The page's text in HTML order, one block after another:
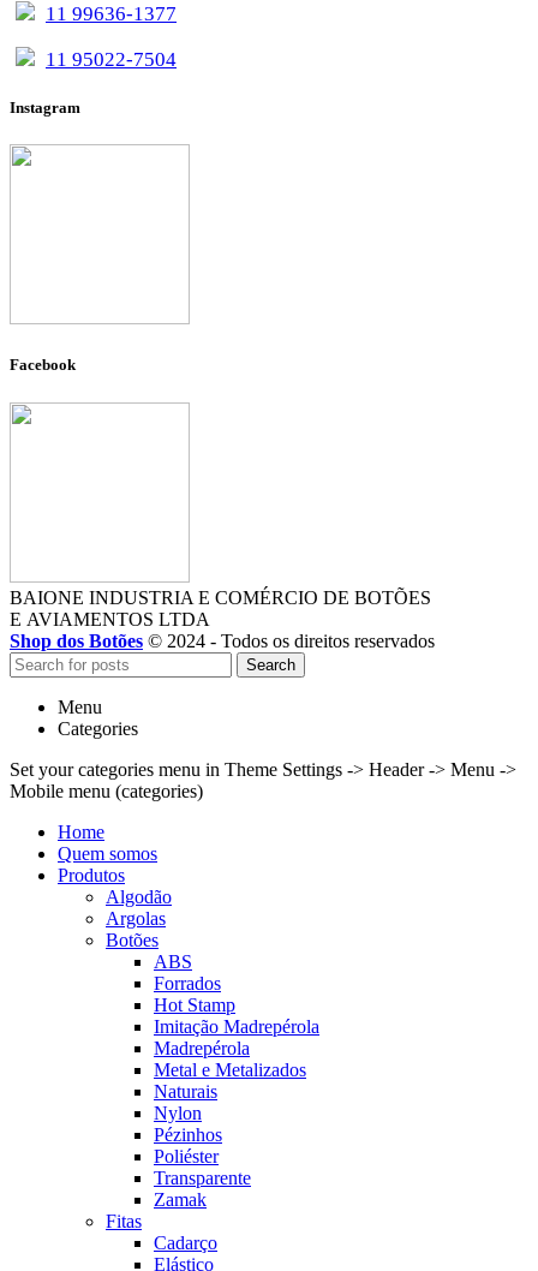
11 99636-1377
11 95022-7504
Instagram
Facebook
BAIONE INDUSTRIA E COMÉRCIO DE BOTÕES
E AVIAMENTOS LTDA
Shop dos Botões © 2024 - Todos os direitos reservados
Search
Menu
Categories
Set your categories menu in Theme Settings -> Header -> Menu ->
Mobile menu (categories)
Home
Quem somos
Produtos
Algodão
Argolas
Botões
ABS
Forrados
Hot Stamp
Imitação Madrepérola
Madrepérola
Metal e Metalizados
Naturais
Nylon
Pézinhos
Poliéster
Transparente
Zamak
Fitas
Cadarço
Elástico